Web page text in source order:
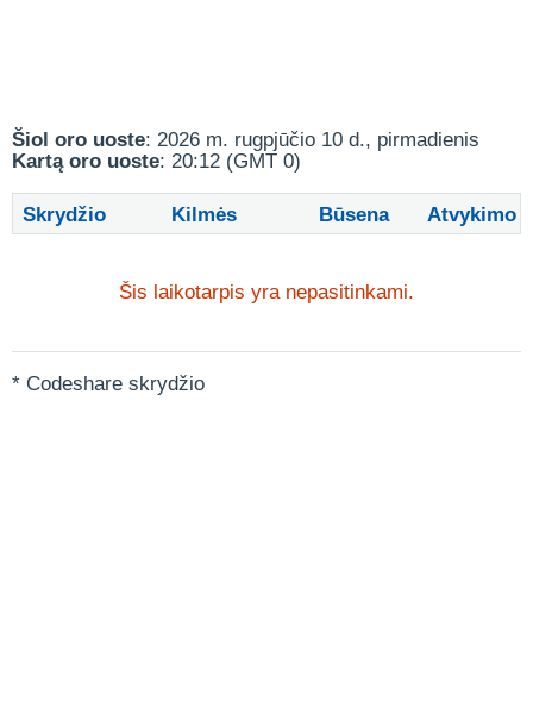
Šiol oro uoste: 2026 m. rugpjūčio 10 d., pirmadienis
Kartą oro uoste: 20:12 (GMT 0)
Skrydžio Kilmės Būsena Atvykimo
Šis laikotarpis yra nepasitinkami.
* Codeshare skrydžio